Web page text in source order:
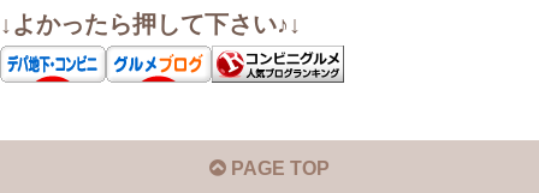
↓よかったら押して下さい♪↓
PAGE TOP